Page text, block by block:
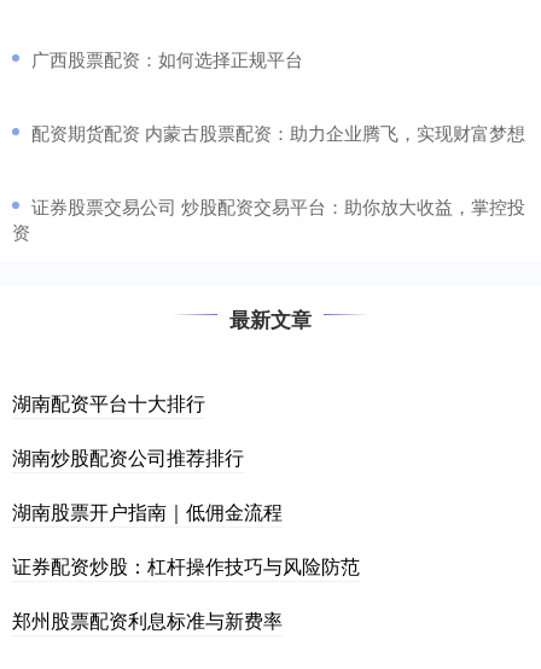
​广西股票配资：如何选择正规平台
​配资期货配资 内蒙古股票配资：助力企业腾飞，实现财富梦想
​证券股票交易公司 炒股配资交易平台：助你放大收益，掌控投
资
最新文章
湖南配资平台十大排行
湖南炒股配资公司推荐排行
湖南股票开户指南｜低佣金流程
证券配资炒股：杠杆操作技巧与风险防范
郑州股票配资利息标准与新费率